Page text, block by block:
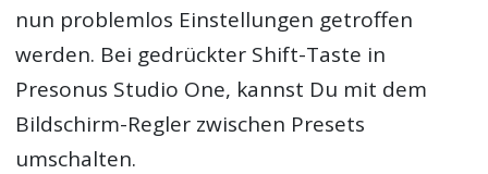
nun problemlos Einstellungen getroffen
werden. Bei gedrückter Shift-Taste in
Presonus Studio One, kannst Du mit dem
Bildschirm-Regler zwischen Presets
umschalten.